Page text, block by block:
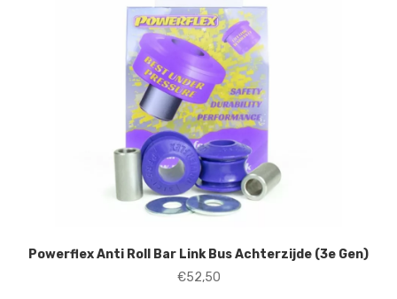
Powerflex Anti Roll Bar Link Bus Achterzijde (3e Gen)
€52,50